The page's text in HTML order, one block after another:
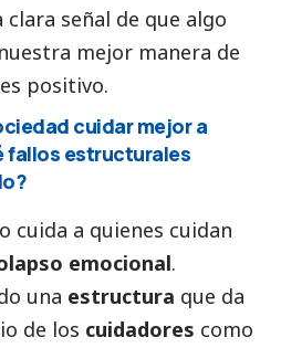
señal de que algo
mejor manera de
es positivo.
cuidar mejor a
fallos estructurales
cuida a quienes cuidan
emocional.
una estructura que da
de los cuidadores como